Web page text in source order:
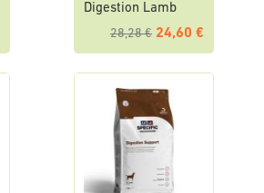
Digestion Lamb
28,28 € 24,60 €